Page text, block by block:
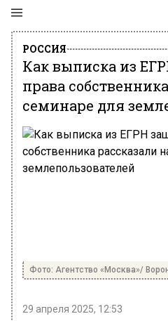
РОССИЯ
Как выписка из
права
семинаре для
Фото: Агентство «Москва»/
29 апреля 2025, 12:53